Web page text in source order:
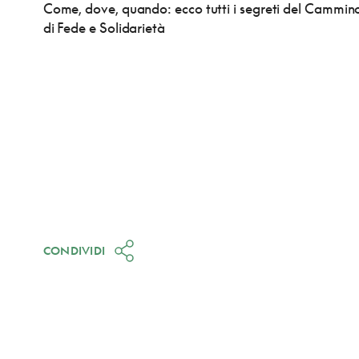
Come, dove, quando: ecco tutti i segreti del
di Fede e Solidarietà
CONDIVIDI